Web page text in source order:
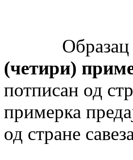
Образац
(четири)
потписан од
примерка
од стране